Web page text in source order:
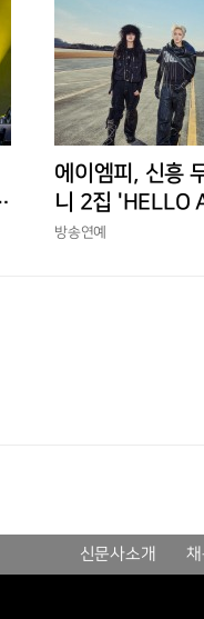
에이엠피, 신흥
니 2집 'HELLO
상승세
방송연예
신문사소개